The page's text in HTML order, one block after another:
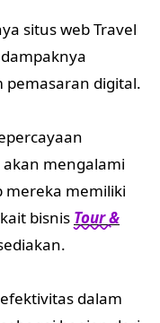
situs web Travel
pemasaran digital.
mengalami
mereka memiliki
bisnis Tour &
dalam